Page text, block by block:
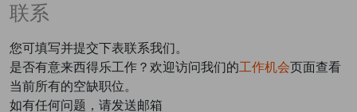
联系
您可填写并提交下表联系我们。
是否有意来西得乐工作？欢迎访问我们的工作机会页面查看
当前所有的空缺职位。
如有任何问题，请发送邮箱